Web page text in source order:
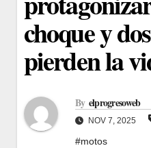
choque y
pierden la
By elprogresoweb
NOV 7, 2025
#motos